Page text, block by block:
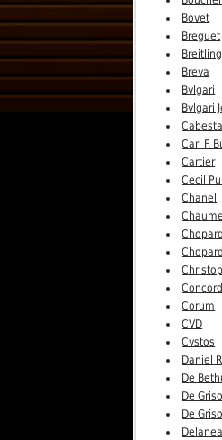
Bovet
Breguet
Breitling
Breva
Bvlgari
Bvlgari
Carl F.
Cartier
Cecil
Chanel
Chopard
Concord
Corum
CVD
Cvstos
Daniel
De
De
De